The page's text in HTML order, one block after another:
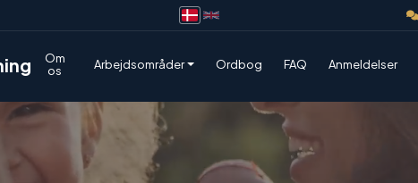
Om
os
Arbejdsområder Ordbog FAQ Anmeldelser